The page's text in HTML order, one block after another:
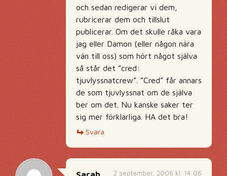
och sedan redigerar vi dem,
rubricerar dem och tillslut
publicerar. Om det skulle råka vara
jag eller Damon (eller någon nära
vän till oss) som hört något själva
så står det ”cred:
tjuvlyssnatcrew”. ”Cred” får annars
de som tjuvlyssnat om de själva
ber om det. Nu kanske saker ter
sig mer förklarliga. HA det bra!
Svara
2 september, 2006 kl. 14:06